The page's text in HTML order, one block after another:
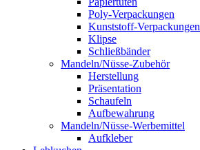
Poly-Verpackungen
Kunststoff-Verpackungen
Klipse
Schließbänder
Mandeln/Nüsse-Zubehör
Herstellung
Präsentation
Schaufeln
Aufbewahrung
Mandeln/Nüsse-Werbemittel
Aufkleber